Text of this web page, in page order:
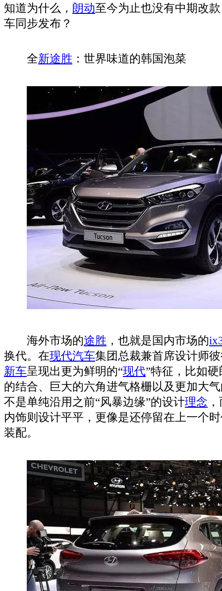
知道为什么， 朗动至今为止也没有中期改
车同步发布？
全新途胜 ：世界味道的韩国泡菜
海外市场的途胜 ，也就是国内市场的
换代。在现代汽车集团总裁兼首席设计师
新车呈现出更为鲜明的“现代”特征，比如
的结合、巨大的六角进气格栅以及更加大
不是单纯沿用之前“风暴边缘”的设计理念
内饰则设计平平，更像是还停留在上一个
装配。